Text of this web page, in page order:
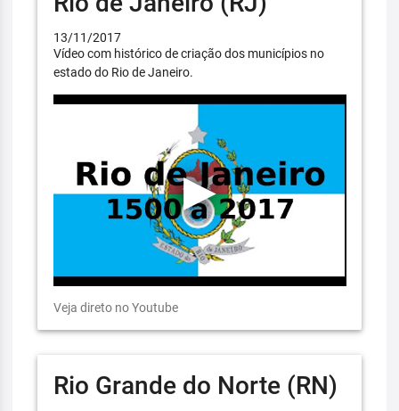
13/11/2017
Vídeo com histórico de criação dos municípios no
estado do Rio de Janeiro.
Veja direto no Youtube
Rio Grande do Norte (RN)